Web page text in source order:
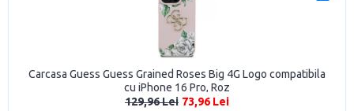
Carcasa Guess Guess Grained Roses Big 4G Logo compatibila
cu iPhone 16 Pro, Roz
129,96 Lei 73,96 Lei